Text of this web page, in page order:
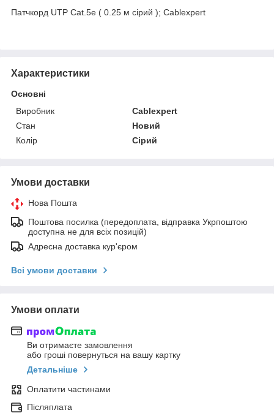
Патчкорд UTP Cat.5e ( 0.25 м сірий ); Cablexpert
Характеристики
Основні
Виробник
Cablexpert
Стан
Новий
Колір
Сірий
Умови доставки
Нова Пошта
Поштова посилка (передоплата, відправка Укрпоштою
доступна не для всіх позицій)
Адресна доставка кур'єром
Всі умови доставки
Умови оплати
Ви отримаєте замовлення
або гроші повернуться на вашу картку
Детальніше
Оплатити частинами
Післяплата